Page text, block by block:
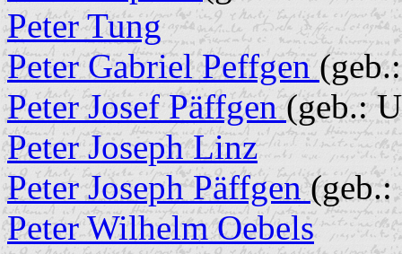
Peter Tung
Peter Gabriel Peffgen
Peter Josef Päffgen(geb.:
Peter Joseph Linz
Peter Joseph Päffgen(geb.:
Peter Wilhelm Oebels